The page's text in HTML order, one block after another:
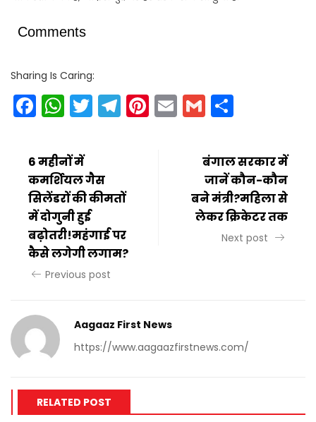
Comments
Sharing Is Caring:
Facebook
WhatsApp
Twitter
Telegram
Pinterest
EmailGmail
6 महीनों में
कमर्शियल गैस
सिलेंडरों की कीमतों
में दोगुनी हुई
बढ़ोतरी!महंगाई पर
कैसे लगेगी लगाम?
Previous post
बंगाल सरकार में
जानें कौन-कौन
बने मंत्री?महिला से
लेकर क्रिकेटर तक
Next post
Aagaaz First News
https://www.aagaazfirstnews.com/
RELATED POST